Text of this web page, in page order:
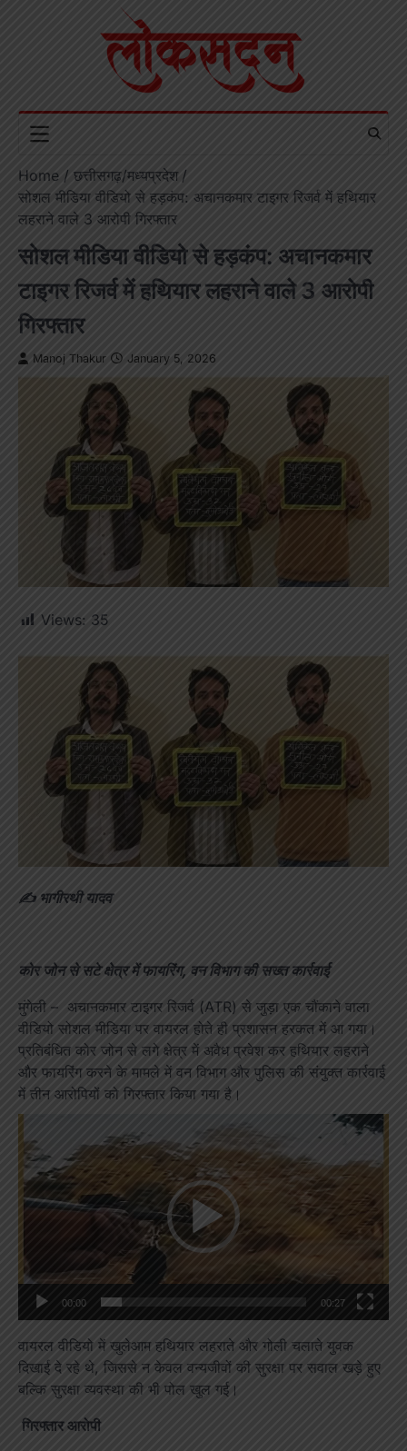
Home
छत्तीसगढ़/मध्यप्रदेश
सोशल मीडिया वीडियो से हड़कंप: अचानकमार टाइगर रिजर्व में हथियार
लहराने वाले 3 आरोपी गिरफ्तार
सोशल मीडिया वीडियो से हड़कंप: अचानकमार
टाइगर रिजर्व में हथियार लहराने वाले 3 आरोपी
गिरफ्तार
Manoj Thakur January 5, 2026
Views: 35
✍️ भागीरथी यादव
कोर जोन से सटे क्षेत्र में फायरिंग, वन विभाग की सख्त कार्रवाई
मुंगेली – अचानकमार टाइगर रिजर्व (ATR) से जुड़ा एक चौंकाने वाला
वीडियो सोशल मीडिया पर वायरल होते ही प्रशासन हरकत में आ गया।
प्रतिबंधित कोर जोन से लगे क्षेत्र में अवैध प्रवेश कर हथियार लहराने
और फायरिंग करने के मामले में वन विभाग और पुलिस की संयुक्त कार्रवाई
में तीन आरोपियों को गिरफ्तार किया गया है।
Player
00:00 00:27
वायरल वीडियो में खुलेआम हथियार लहराते और गोली चलाते युवक
दिखाई दे रहे थे, जिससे न केवल वन्यजीवों की सुरक्षा पर सवाल खड़े हुए
बल्कि सुरक्षा व्यवस्था की भी पोल खुल गई।
गिरफ्तार आरोपी